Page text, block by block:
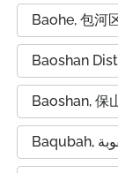
Baohe, 包河
Baoshan
Baoshan, 保